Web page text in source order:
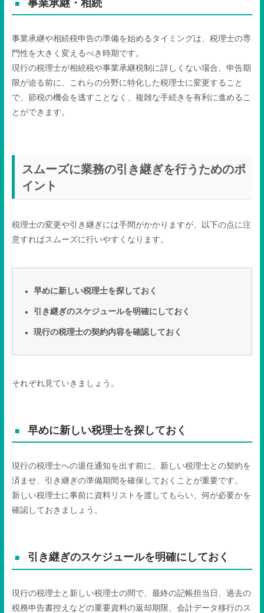
事業承継・相続
事業承継や相続税申告の準備を始めるタイミングは、税理士の専
門性を大きく変えるべき時期です。
現行の税理士が相続税や事業承継税制に詳しくない場合、申告期
限が迫る前に、これらの分野に特化した税理士に変更すること
で、節税の機会を逃すことなく、複雑な手続きを有利に進めるこ
とができます。
スムーズに業務の引き継ぎを行うためのポ
イント
税理士の変更や引き継ぎには手間がかかりますが、以下の点に注
意すればスムーズに行いやすくなります。
早めに新しい税理士を探しておく
引き継ぎのスケジュールを明確にしておく
現行の税理士の契約内容を確認しておく
それぞれ見ていきましょう。
早めに新しい税理士を探しておく
現行の税理士への退任通知を出す前に、新しい税理士との契約を
済ませ、引き継ぎの準備期間を確保しておくことが重要です。
新しい税理士に事前に資料リストを渡してもらい、何が必要かを
確認しておきましょう。
引き継ぎのスケジュールを明確にしておく
現行の税理士と新しい税理士の間で、最終の記帳担当日、過去の
税務申告書控えなどの重要資料の返却期限、会計データ移行のス